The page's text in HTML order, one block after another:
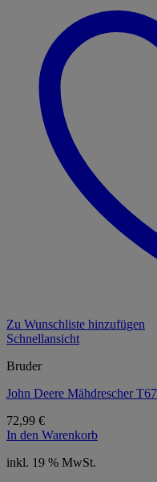
Zu Wunschliste hinzufügen
Schnellansicht
Bruder
John Deere Mähdrescher
72,99 €
In den Warenkorb
inkl. 19 % MwSt.